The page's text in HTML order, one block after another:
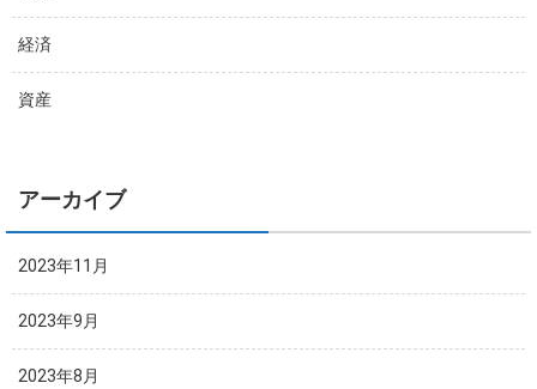
経済
資産
アーカイブ
2023年11月
2023年9月
2023年8月